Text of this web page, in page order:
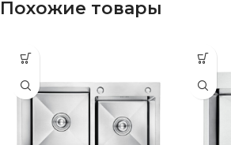
Похожие товары